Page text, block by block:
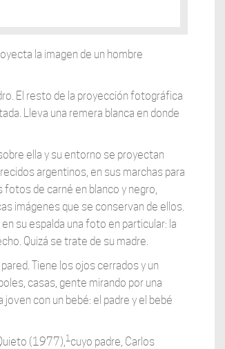
la imagen de un hombre
El resto de la proyección fotográfica
Lleva una remera blanca en donde
ella y su entorno se proyectan
argentinos, en sus marchas para
fotos de carné en blanco y negro,
imágenes que se conservan de ellos.
su espalda una foto en particular: la
Quizá se trate de su madre.
Tiene los ojos cerrados y un
casas, gente mirando por una
con un bebé: el padre y el bebé
(1977),1cuyo padre, Carlos